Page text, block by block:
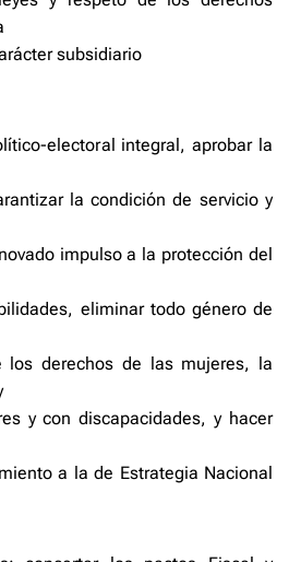
subsidiario
electoral integral, aprobar la
la condición de servicio y
impulso a la protección del
eliminar todo género de
los derechos de las mujeres, la
y con discapacidades, y hacer
a la de Estrategia Nacional